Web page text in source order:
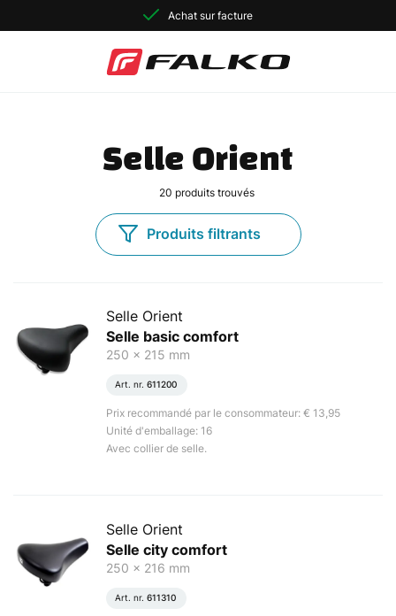
Achat sur facture
Selle Orient
20 produits trouvés
Produits filtrants
Selle Orient
Selle basic comfort
250 x 215 mm
Art. nr. 611200
Prix recommandé par le consommateur: € 13,95
Unité d'emballage: 16
Avec collier de selle.
Selle Orient
Selle city comfort
250 x 216 mm
Art. nr. 611310